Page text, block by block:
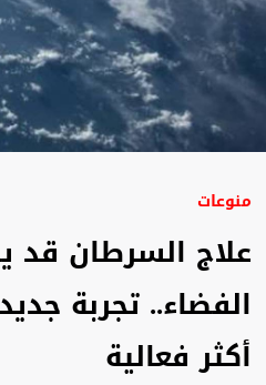
منوعات
علاج السرطان قد
الفضاء.. تجربة
أكثر فعالية